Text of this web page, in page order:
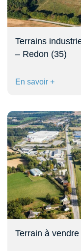
Terrains
– Redon (35)
En savoir +
Terrain à